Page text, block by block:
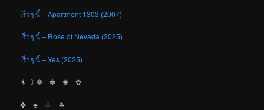
เร็วๆ นี้ – Apartment 1303 (2007)
เร็วๆ นี้ – Rose of Nevada (2025)
เร็วๆ นี้ – Yes (2025)
☀︎ ☽ ❁ ✾ ❀ ✿
✤ ♣︎ ♧ ☘︎